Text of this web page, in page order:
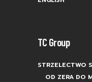
TC Group
STRZELECTWO
OD ZERA DO